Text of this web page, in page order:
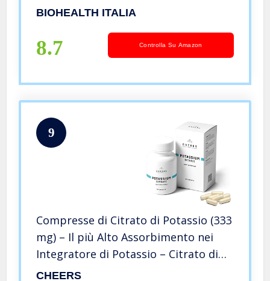
con Vitamine D – Barattolo da 120
BIOHEALTH ITALIA
8.7 Controlla Su Amazon
9
Compresse di Citrato di Potassio (333
mg) – Il più Alto Assorbimento nei
Integratore di Potassio – Citrato di
Potassio Puro 90 Capsule Vegane –
CHEERS